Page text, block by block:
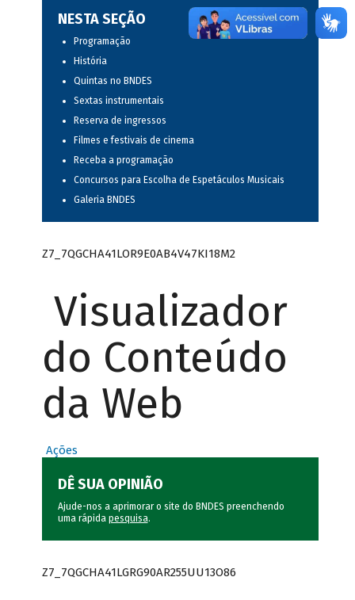
NESTA SEÇÃO
Programação
História
Quintas no BNDES
Sextas instrumentais
Reserva de ingressos
Filmes e festivais de cinema
Receba a programação
Concursos para Escolha de Espetáculos Musicais
Galeria BNDES
Z7_7QGCHA41LOR9E0AB4V47KI18M2
Visualizador
do Conteúdo
da Web
Ações
DÊ SUA OPINIÃO
Ajude-nos a aprimorar o site do BNDES preenchendo
uma rápida pesquisa.
Z7_7QGCHA41LGRG90AR255UU13O86